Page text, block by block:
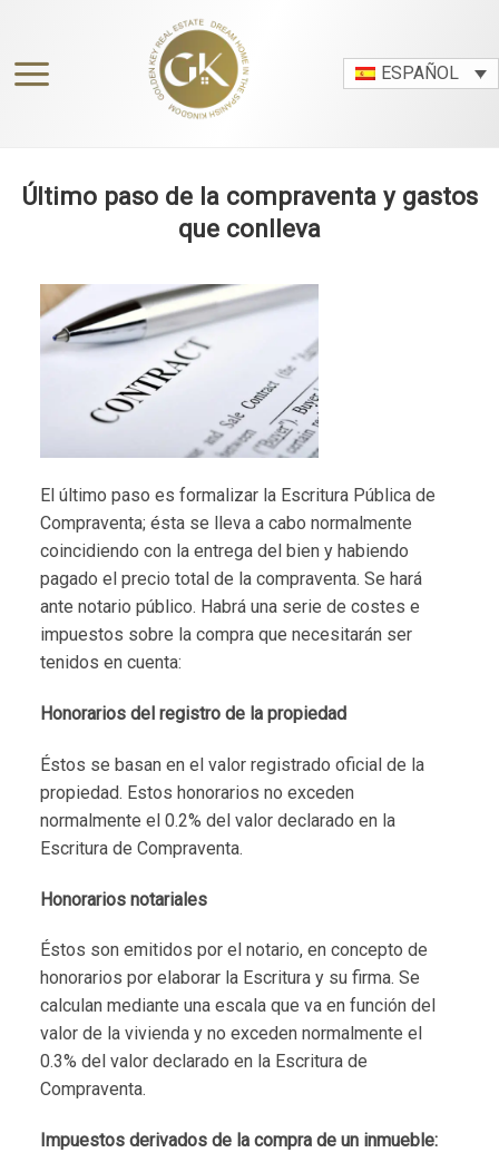
content
ESPAÑOL
Último paso de la compraventa y gastos
que conlleva
El último paso es formalizar la Escritura Pública de
Compraventa; ésta se lleva a cabo normalmente
coincidiendo con la entrega del bien y habiendo
pagado el precio total de la compraventa. Se hará
ante notario público. Habrá una serie de costes e
impuestos sobre la compra que necesitarán ser
tenidos en cuenta:
Honorarios del registro de la propiedad
Éstos se basan en el valor registrado oficial de la
propiedad. Estos honorarios no exceden
normalmente el 0.2% del valor declarado en la
Escritura de Compraventa.
Honorarios notariales
Éstos son emitidos por el notario, en concepto de
honorarios por elaborar la Escritura y su firma. Se
calculan mediante una escala que va en función del
valor de la vivienda y no exceden normalmente el
0.3% del valor declarado en la Escritura de
Compraventa.
Impuestos derivados de la compra de un inmueble: